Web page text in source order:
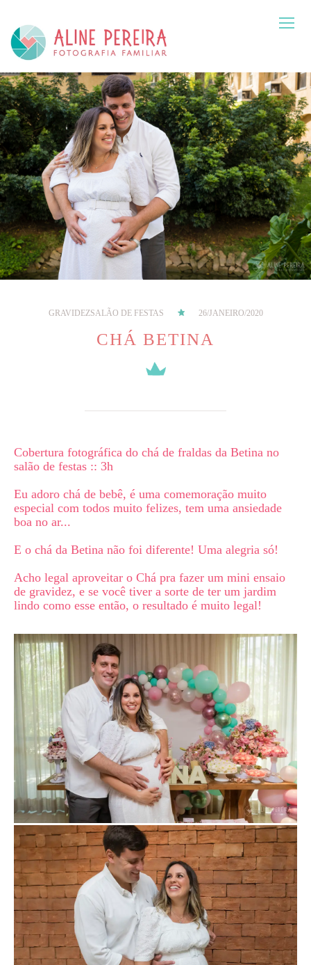
GRAVIDEZSALÃO DE FESTAS 26/JANEIRO/2020
CHÁ BETINA
Cobertura fotográfica do chá de fraldas da Betina no
salão de festas :: 3h
Eu adoro chá de bebê, é uma comemoração muito
especial com todos muito felizes, tem uma ansiedade
boa no ar...
E o chá da Betina não foi diferente! Uma alegria só!
Acho legal aproveitar o Chá pra fazer um mini ensaio
de gravidez, e se você tiver a sorte de ter um jardim
lindo como esse então, o resultado é muito legal!